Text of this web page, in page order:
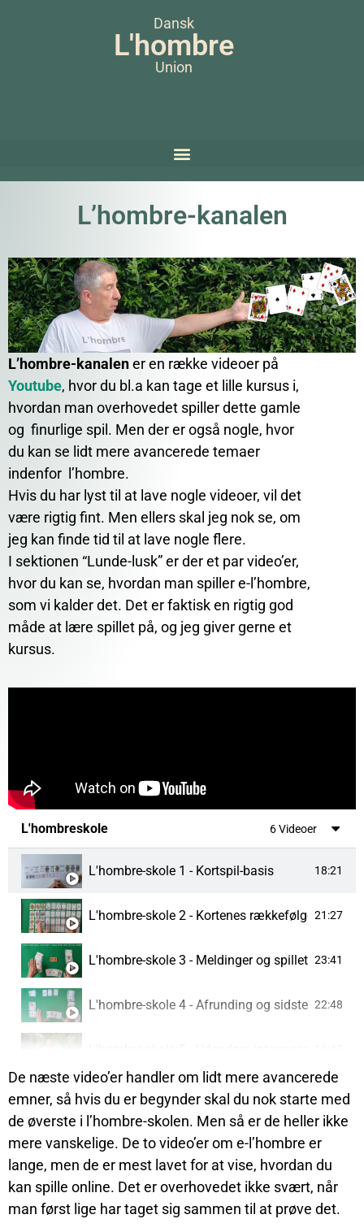
Dansk
L'hombre
Union
L’hombre-kanalen
L’hombre-kanalener en række videoer på
Youtube, hvor du bl.a kan tage et lille kursus i,
hvordan man overhovedet spiller dette gamle
og finurlige spil. Men der er også nogle, hvor
du kan se lidt mere avancerede temaer
indenfor l’hombre.
Hvis du har lyst til at lave nogle videoer, vil det
være rigtig fint. Men ellers skal jeg nok se, om
jeg kan finde tid til at lave nogle flere.
I sektionen “Lunde-lusk” er der et par video’er,
hvor du kan se, hvordan man spiller e-l’hombre,
som vi kalder det. Det er faktisk en rigtig god
måde at lære spillet på, og jeg giver gerne et
kursus.
L'hombreskole 6 Videoer
L'hombre-skole 1 - Kortspil-basis 18:21
L'hombre-skole 2 - Kortenes rækkefølge og
21:27
L'hombre-skole 3 - Meldinger og spillets forløb
23:41
L'hombre-skole 4 - Afrunding og sidste detaljer
22:48
L'hombre-skole 6 - Turnerings-l'hombre 25:19
De næste video’er handler om lidt mere avancerede
emner, så hvis du er begynder skal du nok starte med
de øverste i l’hombre-skolen. Men så er de heller ikke
mere vanskelige. De to video’er om e-l’hombre er
lange, men de er mest lavet for at vise, hvordan du
kan spille online. Det er overhovedet ikke svært, når
man først lige har taget sig sammen til at prøve det.